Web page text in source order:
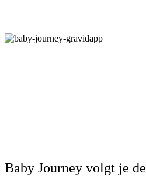
Baby Journey volgt je de